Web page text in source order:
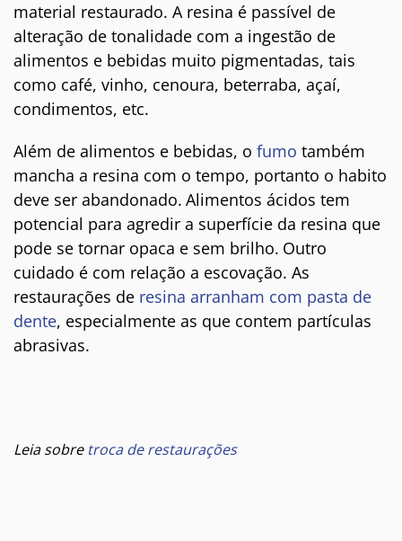
material restaurado. A resina é passível de
alteração de tonalidade com a ingestão de
alimentos e bebidas muito pigmentadas, tais
como café, vinho, cenoura, beterraba, açaí,
condimentos, etc.
Além de alimentos e bebidas, o fumo também
mancha a resina com o tempo, portanto o habito
deve ser abandonado. Alimentos ácidos tem
potencial para agredir a superfície da resina que
pode se tornar opaca e sem brilho. Outro
cuidado é com relação a escovação. As
restaurações de resina arranham com pasta de
dente, especialmente as que contem partículas
abrasivas.
Leia sobre troca de restaurações